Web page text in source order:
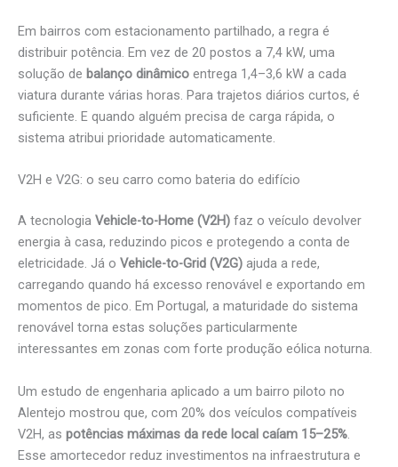
Em bairros com estacionamento partilhado, a regra é
distribuir potência. Em vez de 20 postos a 7,4 kW, uma
solução de balanço dinâmico entrega 1,4–3,6 kW a cada
viatura durante várias horas. Para trajetos diários curtos, é
suficiente. E quando alguém precisa de carga rápida, o
sistema atribui prioridade automaticamente.
V2H e V2G: o seu carro como bateria do edifício
A tecnologia Vehicle-to-Home (V2H) faz o veículo devolver
energia à casa, reduzindo picos e protegendo a conta de
eletricidade. Já o Vehicle-to-Grid (V2G) ajuda a rede,
carregando quando há excesso renovável e exportando em
momentos de pico. Em Portugal, a maturidade do sistema
renovável torna estas soluções particularmente
interessantes em zonas com forte produção eólica noturna.
Um estudo de engenharia aplicado a um bairro piloto no
Alentejo mostrou que, com 20% dos veículos compatíveis
V2H, as potências máximas da rede local caíam 15–25%
Esse amortecedor reduz investimentos na infraestrutura e